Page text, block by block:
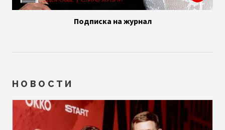
Подписка на журнал
НОВОСТИ